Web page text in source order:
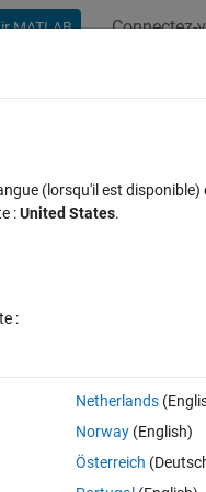
MATLAB Connectez-
(lorsqu'il est disponible)
:United States.
:
Netherlands
Norway(English)
Österreich